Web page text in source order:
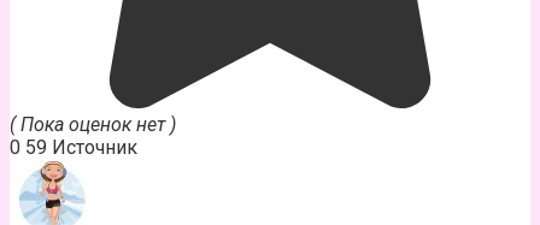
( Пока оценок нет )
0 59 Источник